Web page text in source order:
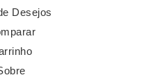
Desejos